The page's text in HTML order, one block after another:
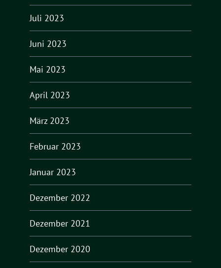
Juli 2023
Juni 2023
Mai 2023
April 2023
März 2023
Februar 2023
Januar 2023
Dezember 2022
Dezember 2021
Dezember 2020